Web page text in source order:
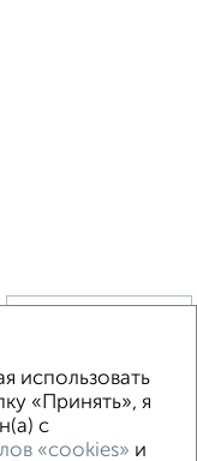
Загородный
использовать
«Принять», я
с
«cookies» и